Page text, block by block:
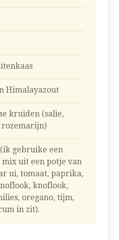
Himalayazout
kruiden (salie,
rozemarijn)
gebruike een
uit een potje van
ui, tomaat, paprika,
knoflook,
oregano, tijm,
in zit).